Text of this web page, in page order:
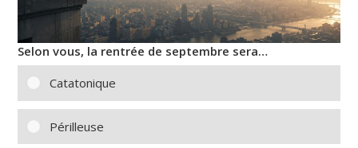
Selon vous, la rentrée de septembre sera…
Catatonique
Périlleuse